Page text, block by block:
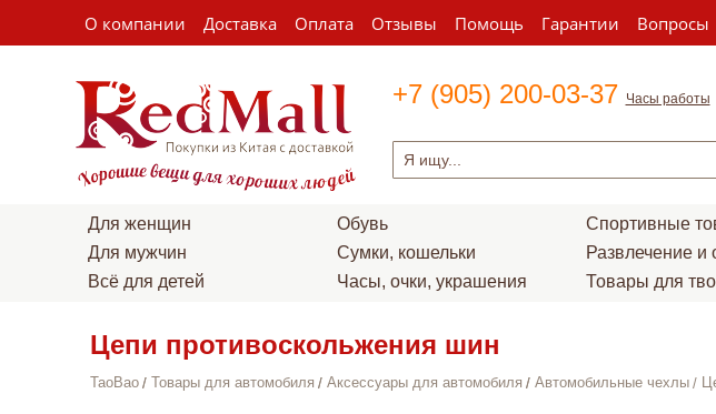
О компании Доставка Оплата Отзывы Помощь Гарантии Вопросы
+7 (905) 200-03-37 Часы работы
Для женщин
Для мужчин
Всё для детей
Обувь
Сумки, кошельки
Часы, очки, украшения
Спортивные
Развлечение и
Товары для
Цепи противоскольжения шин
TaoBao Товары для автомобиля Аксессуары для автомобиля Автомобильные чехлы